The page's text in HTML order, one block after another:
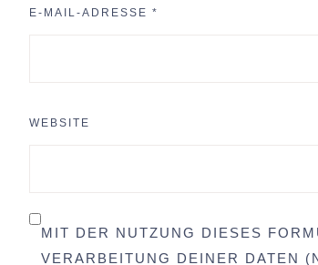
E-MAIL-ADRESSE *
WEBSITE
MIT DER NUTZUNG DIESES
VERARBEITUNG DEINER DATEN